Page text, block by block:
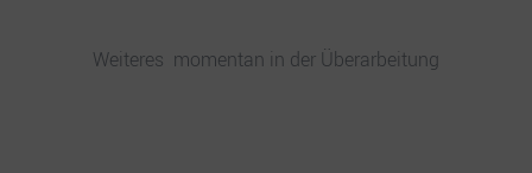
Weiteres momentan in der Überarbeitung